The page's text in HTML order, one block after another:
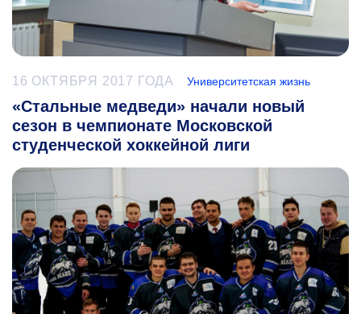
16 ОКТЯБРЯ 2017 ГОДА Университетская жизнь
«Стальные медведи» начали новый
сезон в чемпионате Московской
студенческой хоккейной лиги